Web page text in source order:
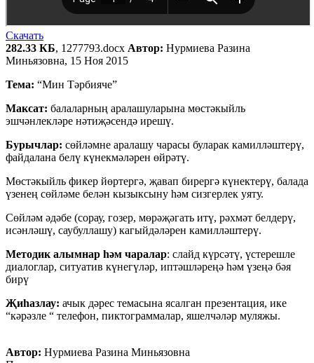
Скачать
282.33 КБ, 1277793.docx Автор: Нурмиева Разина
Миньязовна, 15 Ноя 2015
Тема: “Мин Тәрбияче”
Максат: балаларның аралашуларына мөстәкыйль
эшчәнлекләре нәтиҗәсендә ирешү.
Бурычлар: сөйләмне аралашу чарасы буларак камилләштерү,
файдалана белү күнекмәләрен өйрәтү.
Мөстәкыйль фикер йөртергә, җавап бирергә күнектерү, балада
үзенең сөйләме белән кызыксыну һәм сизгерлек уяту.
Сөйләм әдәбе (сорау, гозер, мөрәҗәгать итү, рәхмәт белдерү,
исәнләшү, саубуллашу) кагыйдәләрен камилләштерү.
Методик алымнар һәм чаралар: слайд күрсәтү, үстерешле
диалоглар, ситуатив күнегүләр, иптәшләреңә һәм үзеңә бәя
бирү
Җиһазлау: ачык дәрес темасына ясалган презентация, ике
“кәрәзле “ телефон, пиктограммалар, яшелчәләр муляжы.
Автор: Нурмиева Разина Миньязовна